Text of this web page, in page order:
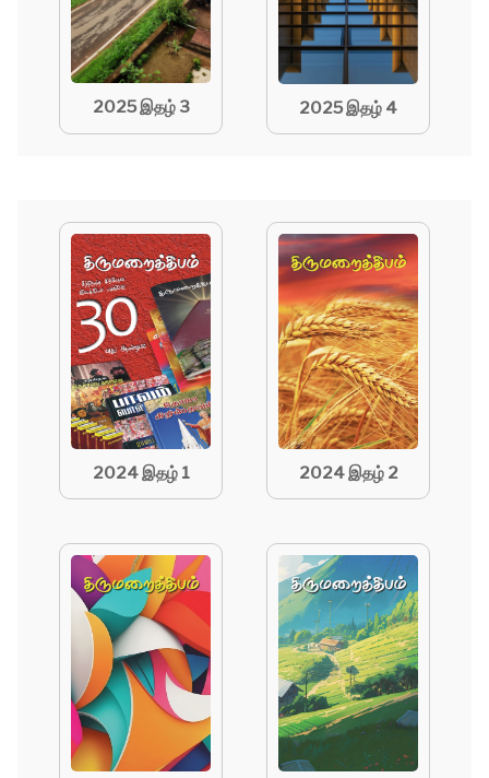
2025 இதழ் 3 2025 இதழ் 4
2024 இதழ் 1 2024 இதழ் 2